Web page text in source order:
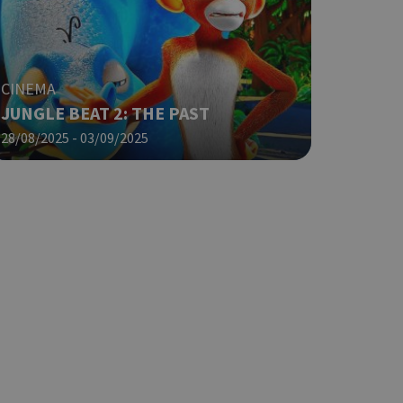
CINEMA
JUNGLE BEAT 2: THE PAST
28/08/2025 - 03/09/2025
Google
που
για ένα
είναι
ο
ένα καλό
Google
δηλαδή να
στον χρήστη
είναι το